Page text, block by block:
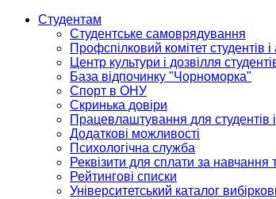
Студентам
Студентське самоврядування
Профспілковий комітет студентів і
Центр культури і дозвілля
База відпочинку "Чорноморка"
Спорт в ОНУ
Скринька довіри
Працевлаштування для студентів
Додаткові можливості
Психологічна служба
Реквізити для сплати за
Рейтингові списки
Університетський каталог